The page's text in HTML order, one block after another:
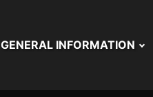
GENERAL INFORMATION